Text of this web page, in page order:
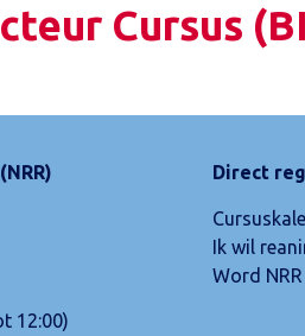
Cursus
12:00)
Direct
Ik wil
Word